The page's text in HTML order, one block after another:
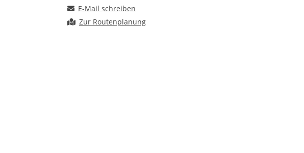
E-Mail an Jugendmigrationsdienst Offenbach
E-Mail schreiben
Route planen
Zur Routenplanung